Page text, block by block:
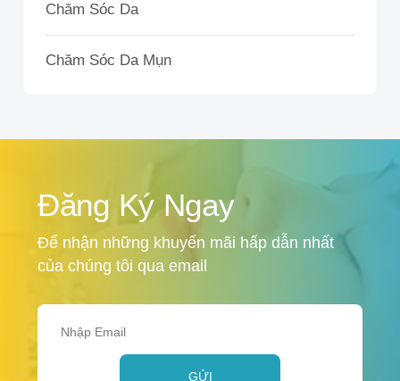
Chăm Sóc Da
Chăm Sóc Da Mụn
Đăng Ký Ngay
Để nhận những khuyến mãi hấp dẫn nhất
của chúng tôi qua email
GỬI